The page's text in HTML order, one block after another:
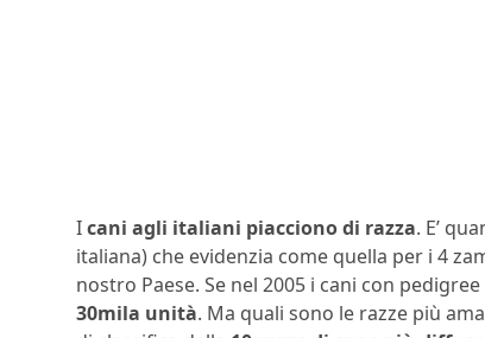
Icani agli italiani piacciono di razza. E’
italiana) che evidenzia come quella per i 4
nostro Paese. Se nel 2005 i cani con
30mila unità. Ma quali sono le razze più